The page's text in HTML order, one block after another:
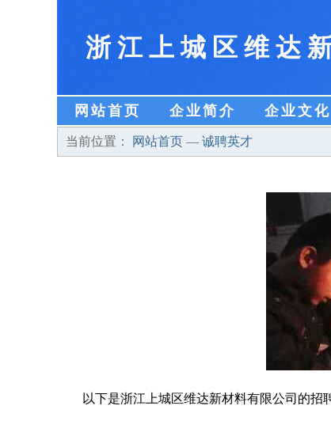
浙江上城区维达
网站首页 企业简介 企业文化
当前位置： 网站首页 — 诚聘英才
以下是浙江上城区维达新材料有限公司的招